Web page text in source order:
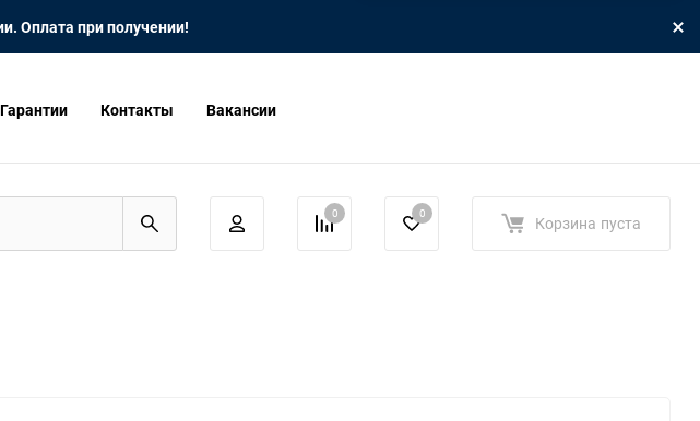
Оплата при получении!
Гарантии Контакты Вакансии
0 0 Корзина пуста